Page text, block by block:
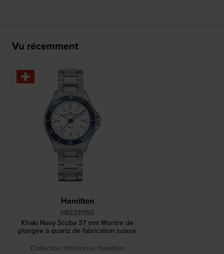
Vu récemment
Hamilton
H82231150
Khaki Navy Scuba 37 mm Montre de
plongée à quartz de fabrication suisse
Collection Historique Hamilton